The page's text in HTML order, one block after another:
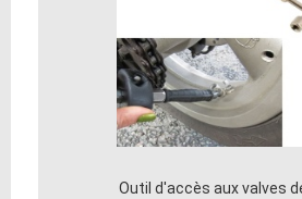
Outil d'accès aux valves